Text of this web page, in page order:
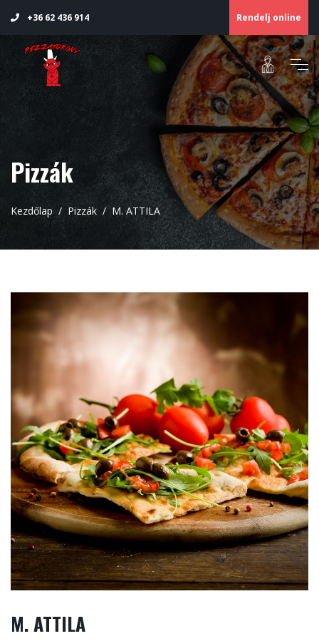
+36 62 436 914 Rendelj online
Pizzák
Kezdőlap Pizzák M. ATTILA
M. ATTILA